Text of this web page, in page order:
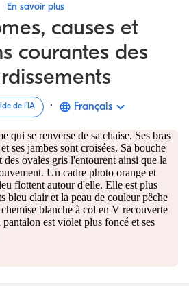
En savoir plus
causes et
courantes des
de l'IA · Français